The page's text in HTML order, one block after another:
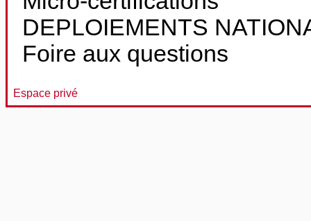
DEPLOIEMENTS
Foire aux questions
Espace privé